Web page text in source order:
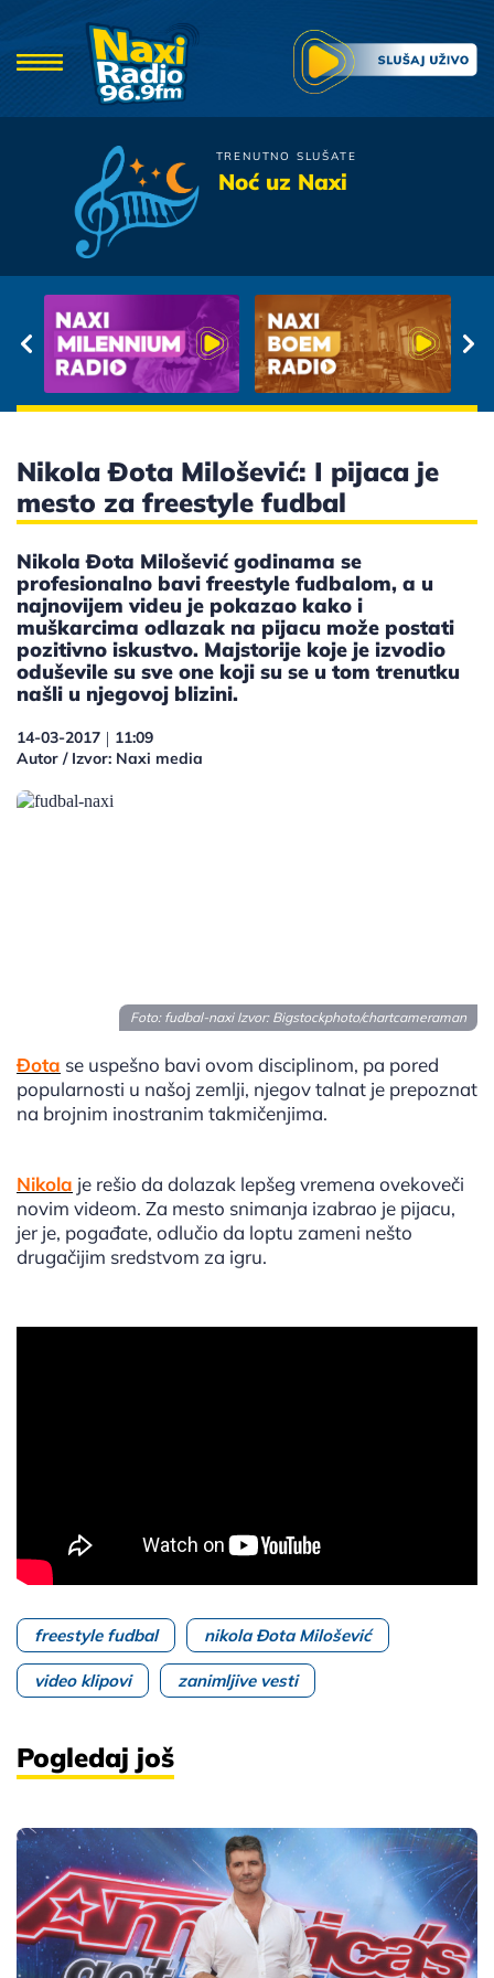
TRENUTNO SLUŠATE
Noć uz NaxiGeneracija 5
Nikola Đota Milošević: I pijaca je
mesto za freestyle fudbal
Nikola Đota Milošević godinama se
profesionalno bavi freestyle fudbalom, a u
najnovijem videu je pokazao kako i
muškarcima odlazak na pijacu može postati
pozitivno iskustvo. Majstorije koje je izvodio
oduševile su sve one koji su se u tom trenutku
našli u njegovoj blizini.
14-03-2017 | 11:09
Autor / Izvor: Naxi media
Foto: fudbal-naxi Izvor: Bigstockphoto/chartcameraman
Đota se uspešno bavi ovom disciplinom, pa pored
popularnosti u našoj zemlji, njegov talnat je prepoznat
na brojnim inostranim takmičenjima.
Nikola je rešio da dolazak lepšeg vremena ovekoveči
novim videom. Za mesto snimanja izabrao je pijacu,
jer je, pogađate, odlučio da loptu zameni nešto
drugačijim sredstvom za igru.
freestyle fudbal nikola Đota Milošević
video klipovi zanimljive vesti
Pogledaj još